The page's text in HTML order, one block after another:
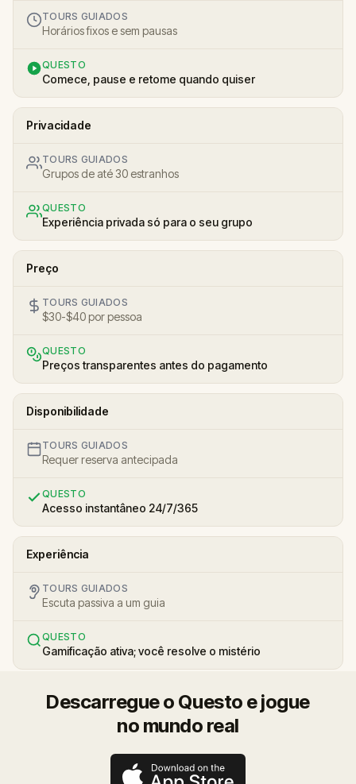
TOURS GUIADOS
Horários fixos e sem pausas
QUESTO
Comece, pause e retome quando quiser
Privacidade
TOURS GUIADOS
Grupos de até 30 estranhos
QUESTO
Experiência privada só para o seu grupo
Preço
TOURS GUIADOS
$30-$40 por pessoa
QUESTO
Preços transparentes antes do pagamento
Disponibilidade
TOURS GUIADOS
Requer reserva antecipada
QUESTO
Acesso instantâneo 24/7/365
Experiência
TOURS GUIADOS
Escuta passiva a um guia
QUESTO
Gamificação ativa; você resolve o mistério
Descarregue o Questo e jogue
no mundo real